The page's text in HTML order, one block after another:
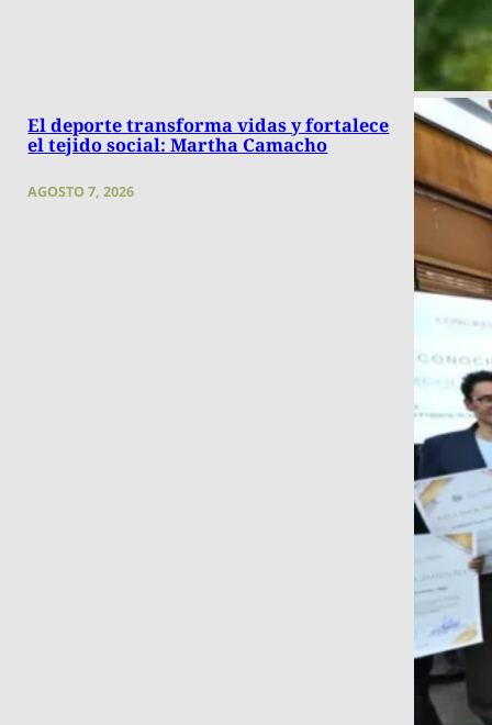
El deporte transforma vidas y fortalece
el tejido social: Martha Camacho
AGOSTO 7, 2026